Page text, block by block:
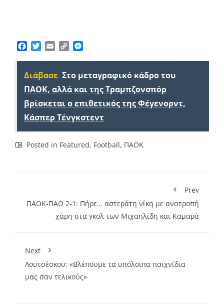
Facebook
TwitterEmailCopy
Διάβασε Στο μεταγραφικό κάδρο του
ΠΑΟΚ, αλλά και της Τραμπζονσπόρ
βρίσκεται ο επιθετικός της Φέγενορντ,
Κάσπερ Τένγκστεντ
Posted in Featured, Football, ΠΑΟΚ
Prev
ΠΑΟΚ-ΠΑΟ 2-1: Πήρε… αστεράτη νίκη με ανατροπή
χάρη στα γκολ των Μιχαηλίδη και Καμαρά
Next
Λουτσέσκου: «Βλέπουμε τα υπόλοιπα παιχνίδια
μας σαν τελικούς»